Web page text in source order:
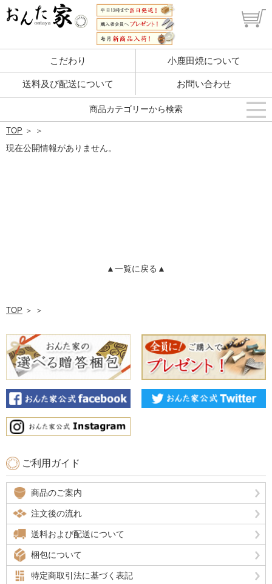
こだわり 小鹿田焼について
送料及び配送について お問い合わせ
TOP ＞ ＞
現在公開情報がありません。
▲一覧に戻る▲
TOP ＞ ＞
商品カテゴリーから検索
ご利用ガイド
商品のご案内
注文後の流れ
送料および配送について
梱包について
特定商取引法に基づく表記